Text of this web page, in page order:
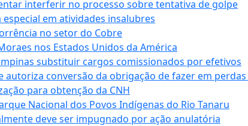
interferir no processo sobre tentativa de golpe
em atividades insalubres
no setor do Cobre
nos Estados Unidos da América
substituir cargos comissionados por efetivos
conversão da obrigação de fazer em perdas
para obtenção da CNH
Nacional dos Povos Indígenas do Rio Tanaru
deve ser impugnado por ação anulatória